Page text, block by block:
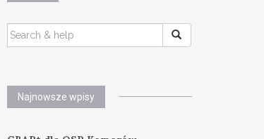
SEARCH
FOR:
Najnowsze wpisy